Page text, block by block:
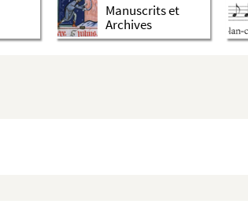
Manuscrits et
Archives